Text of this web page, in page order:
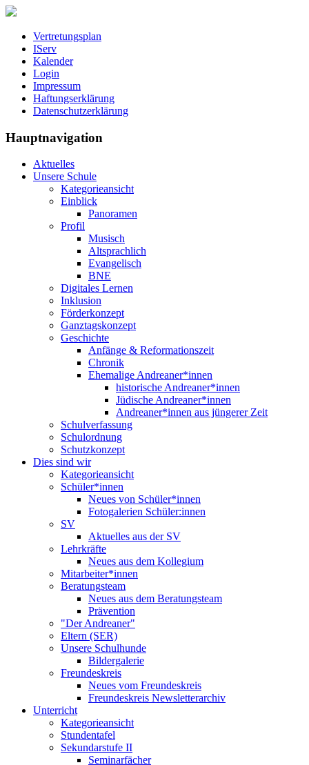
Vertretungsplan
IServ
Kalender
Login
Impressum
Haftungserklärung
Datenschutzerklärung
Hauptnavigation
Aktuelles
Unsere Schule
Kategorieansicht
Einblick
Panoramen
Profil
Musisch
Altsprachlich
Evangelisch
BNE
Digitales Lernen
Inklusion
Förderkonzept
Ganztagskonzept
Geschichte
Anfänge & Reformationszeit
Chronik
Ehemalige Andreaner*innen
historische Andreaner*innen
Jüdische Andreaner*innen
Andreaner*innen aus jüngerer Zeit
Schulverfassung
Schulordnung
Schutzkonzept
Dies sind wir
Kategorieansicht
Schüler*innen
Neues von Schüler*innen
Fotogalerien Schüler:innen
SV
Aktuelles aus der SV
Lehrkräfte
Neues aus dem Kollegium
Mitarbeiter*innen
Beratungsteam
Neues aus dem Beratungsteam
Prävention
"Der Andreaner"
Eltern (SER)
Unsere Schulhunde
Bildergalerie
Freundeskreis
Neues vom Freundeskreis
Freundeskreis Newsletterarchiv
Unterricht
Kategorieansicht
Stundentafel
Sekundarstufe II
Seminarfächer